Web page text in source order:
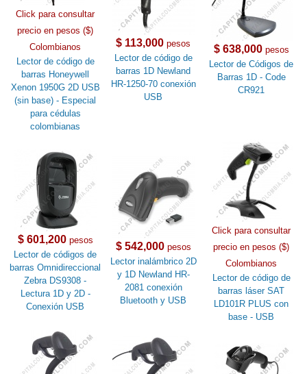
Click para consultar
precio en pesos ($)
Colombianos
Lector de código de
barras Honeywell
Xenon 1950G 2D USB
(sin base) - Especial
para cédulas
colombianas
$ 113,000 pesos
Lector de código de
barras 1D Newland
HR-1250-70 conexión
USB
$ 638,000pesos
Lector de Códigos de
Barras 1D - Code
CR921
$ 601,200pesos
Lector de códigos de
barras Omnidireccional
Zebra DS9308 -
Lectura 1D y 2D -
Conexión USB
$ 542,000pesos
Lector inalámbrico 2D
y 1D Newland HR-
2081 conexión
Bluetooth y USB
Click para consultar
precio en pesos ($)
Colombianos
Lector de código de
barras láser SAT
LD101R PLUS con
base - USB